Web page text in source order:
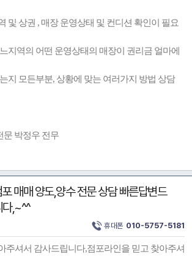
및 상권 , 매장 운영상태 및 컨디션 확인이 필요
지역의 어떤 운영상태의 매장이 권리금 얼마에
지 모든부분, 상황에 맞는 여러가지 방법 상담
문 박정우 전무
매매 양도,양수 전문 상담 빠른답변드
다,~^^
휴대폰 010-5757-5181
주셔서 감사드립니다,점포라인을 믿고 찾아주셔